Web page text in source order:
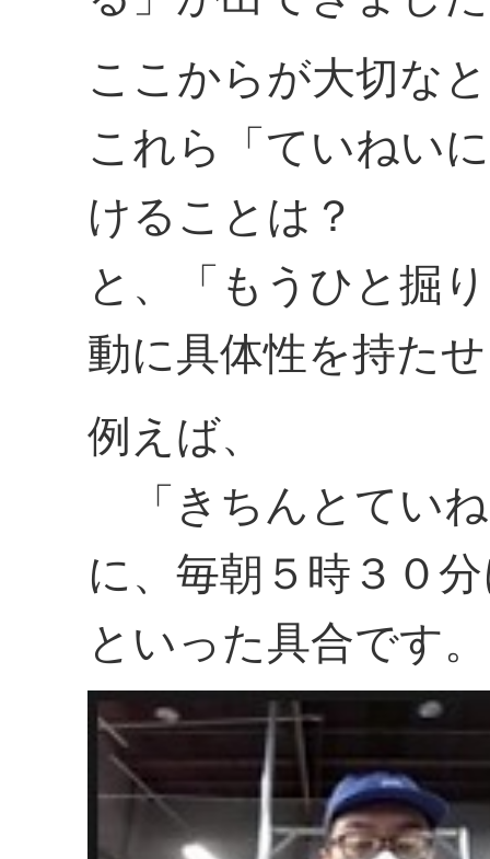
ここからが大切な
これら「ていねい
けることは？
と、「もうひと掘
動に具体性を持た
例えば、
「きちんとてい
に、毎朝５時３０
といった具合です。